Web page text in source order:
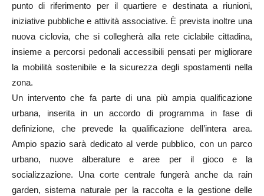
punto di riferimento per il quartiere e destinata a riunioni,
iniziative pubbliche e attività associative. È prevista inoltre una
nuova ciclovia, che si collegherà alla rete ciclabile cittadina,
insieme a percorsi pedonali accessibili pensati per migliorare
la mobilità sostenibile e la sicurezza degli spostamenti nella
zona.
Un intervento che fa parte di una più ampia qualificazione
urbana, inserita in un accordo di programma in fase di
definizione, che prevede la qualificazione dell’intera area.
Ampio spazio sarà dedicato al verde pubblico, con un parco
urbano, nuove alberature e aree per il gioco e la
socializzazione. Una corte centrale fungerà anche da rain
garden, sistema naturale per la raccolta e la gestione delle